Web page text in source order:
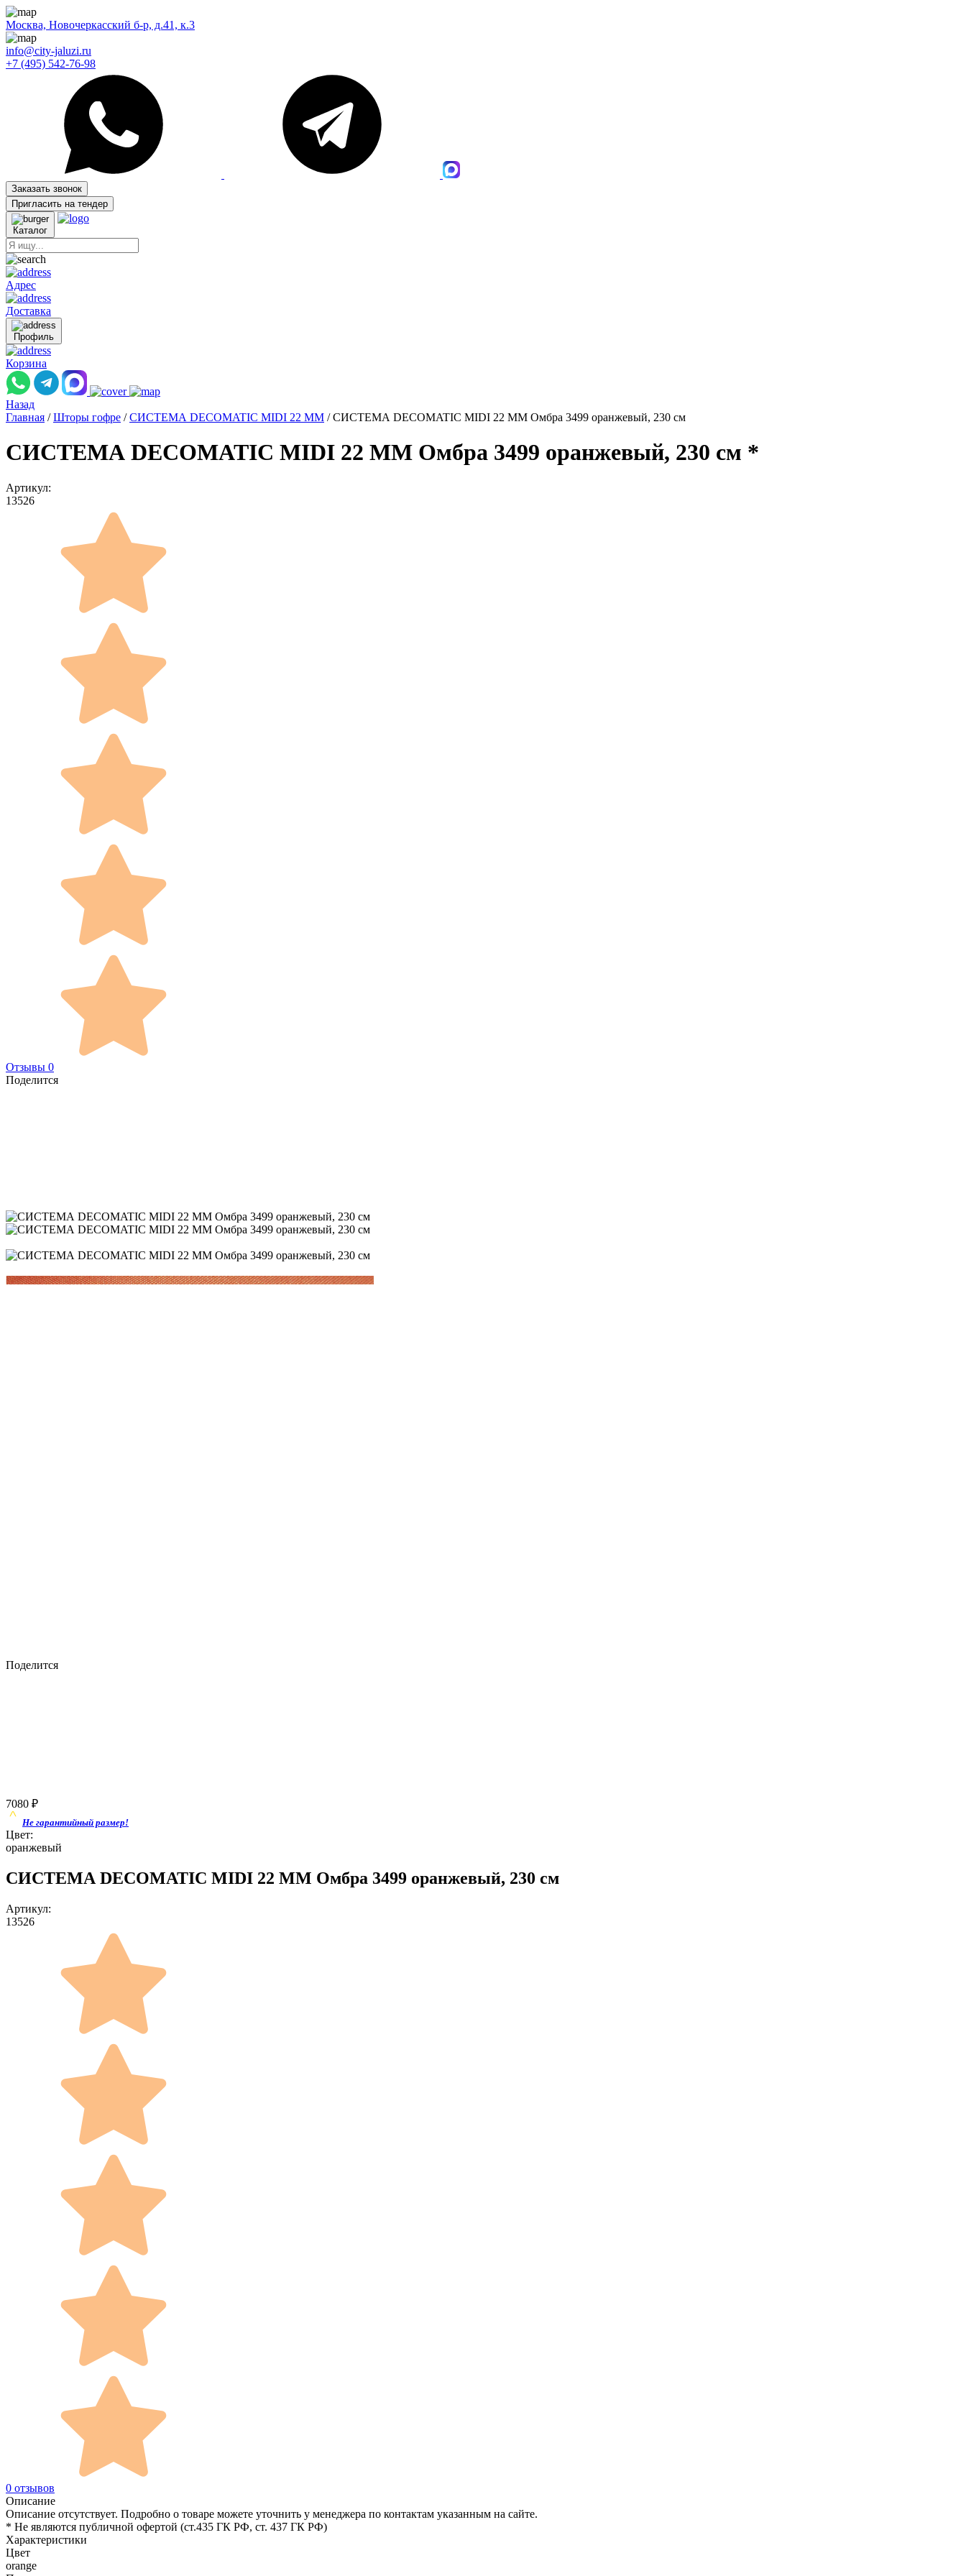
Москва, Новочеркасский б-р, д.41, к.3
info@city-jaluzi.ru
+7 (495) 542-76-98
Заказать звонок
Пригласить на тендер
Каталог
Адрес
Доставка
Профиль
Корзина
Назад
Главная / Шторы гофре / СИСТЕМА DECOMATIC MIDI 22 ММ / СИСТЕМА DECOMATIC MIDI 22 ММ Омбра 3499 оранжевый, 230 см
СИСТЕМА DECOMATIC MIDI 22 ММ Омбра 3499 оранжевый, 230 см *
Артикул:
13526
Отзывы 0
Поделится
Поделится
7080 ₽
Не гарантийный размер!
Цвет:
оранжевый
СИСТЕМА DECOMATIC MIDI 22 ММ Омбра 3499 оранжевый, 230 см
Артикул:
13526
0 отзывов
Описание
Описание отсутствует. Подробно о товаре можете уточнить у менеджера по контактам указанным на сайте.
* Не являются публичной офертой (ст.435 ГК РФ, cт. 437 ГК РФ)
Характеристики
Цвет
orange